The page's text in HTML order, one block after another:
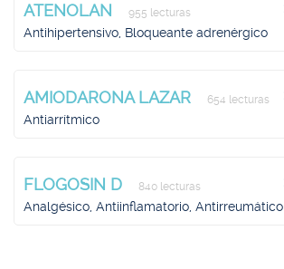
ATENOLAN 955 lecturas
Antihipertensivo, Bloqueante adrenérgico
AMIODARONA LAZAR 654 lecturas
Antiarrítmico
FLOGOSIN D 840 lecturas
Analgésico, Antiinflamatorio, Antirreumático